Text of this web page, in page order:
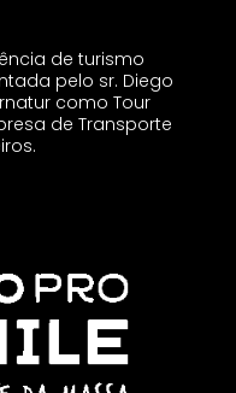
de turismo
pelo sr. Diego
como Tour
de Transporte